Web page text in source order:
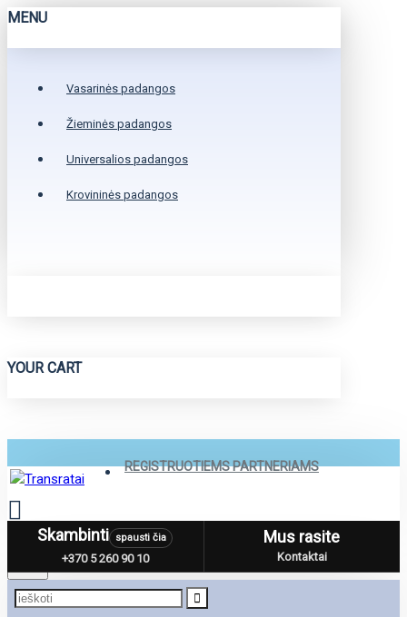
MENU
Vasarinės padangos
Žieminės padangos
Universalios padangos
Krovininės padangos
YOUR CART
REGISTRUOTIEMS PARTNERIAMS
MenuSkambinti spausti čia
+370 5 260 90 10
Mus rasite
Kontaktai